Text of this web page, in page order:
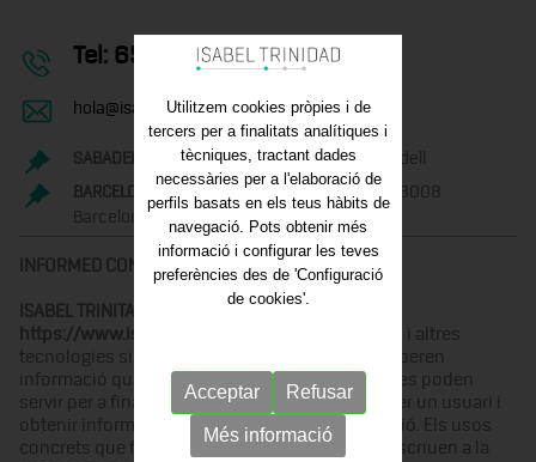
Tel: 653 467 745
hola@isabeltrinidad.cat
SABADELL
Les Valls, 28, 3er 5e - 08201 Sabadell
BARCELONA
Rambla Catalunya, 96, Terrat - 08008
Barcelona
INFORMED CONSENT
ISABEL TRINITAT CASCUT
https://www.isabeltrinidad.cat/
, utilitza cookies i altres
tecnologies similars que emmagatzemen i recuperen
informació quan navegues. Aquestes tecnologies poden
servir per a finalitats diverses, com ara reconèixer un usuari i
obtenir informació dels seus hàbits de navegació. Els usos
concrets que fem d'aquestes tecnologies es descriuen a la
Utilitzem cookies pròpies i de
tercers per a finalitats analítiques i
tècniques, tractant dades
necessàries per a l'elaboració de
perfils basats en els teus hàbits de
navegació. Pots obtenir més
informació i configurar les teves
preferències des de 'Configuració
de cookies'.
Acceptar Refusar
Més informació